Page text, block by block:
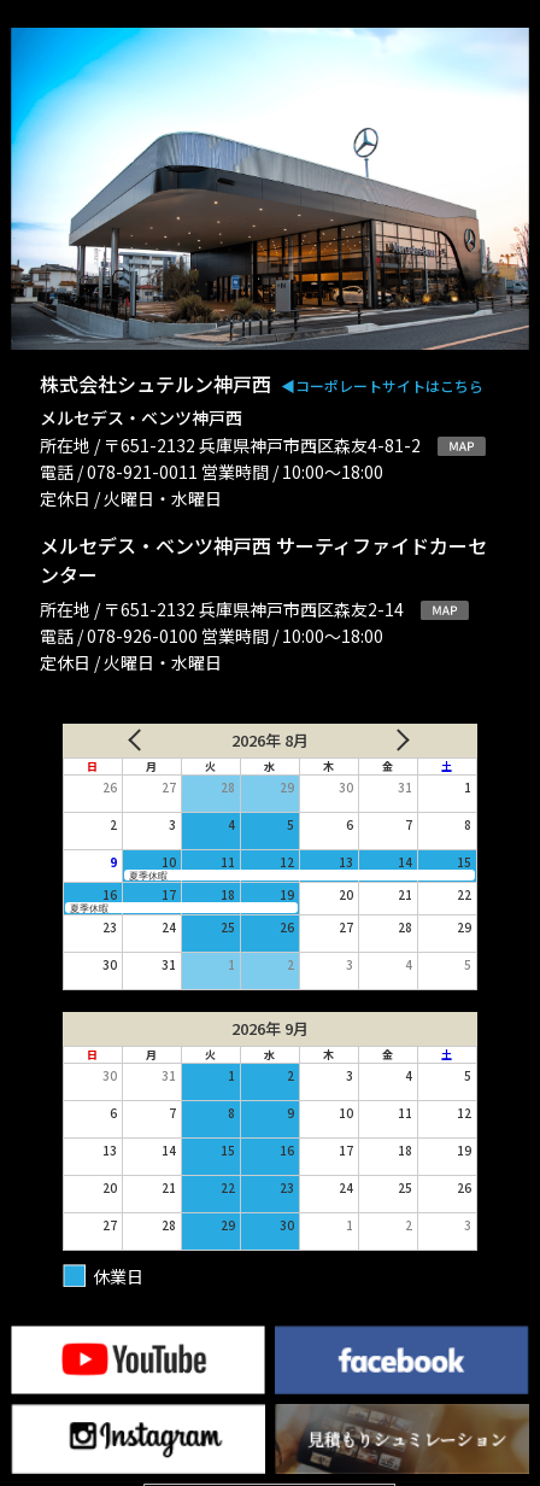
株式会社シュテルン神戸西 ◀︎コーポレートサイトはこちら
メルセデス・ベンツ神戸西
所在地 / 〒651-2132 兵庫県神戸市西区森友4-81-2
電話 / 078-921-0011 営業時間 / 10:00〜18:00
定休日 / 火曜日・水曜日
メルセデス・ベンツ神戸西 サーティファイドカーセ
ンター
所在地 / 〒651-2132 兵庫県神戸市西区森友2-14
電話 / 078-926-0100 営業時間 / 10:00〜18:00
定休日 / 火曜日・水曜日
2026年 8月
日 月 火 水 木 金 土
26 27 28 29 30 31 1
2 3 4 5 6 7 8
9 10 11 12 13 14 15
夏季休暇
16 17 18 19 20 21 22
夏季休暇
23 24 25 26 27 28 29
30 31 1 2 3 4 5
2026年 9月
日 月 火 水 木 金 土
30 31 1 2 3 4 5
6 7 8 9 10 11 12
13 14 15 16 17 18 19
20 21 22 23 24 25 26
27 28 29 30 1 2 3
休業日